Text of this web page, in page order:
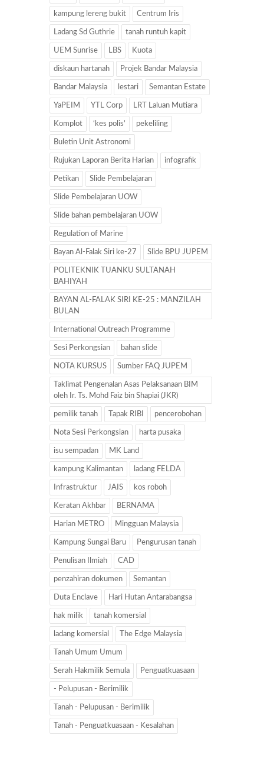
kampung lereng bukit Centrum Iris
Ladang Sd Guthrie tanah runtuh kapit
UEM Sunrise LBS Kuota
diskaun hartanah Projek Bandar Malaysia
Bandar Malaysia lestari Semantan Estate
YaPEIM YTL Corp LRT Laluan Mutiara
Komplot ‘kes polis’ pekeliling
Buletin Unit Astronomi
Rujukan Laporan Berita Harian infografik
Petikan Slide Pembelajaran
Slide Pembelajaran UOW
Slide bahan pembelajaran UOW
Regulation of Marine
Bayan Al-Falak Siri ke-27 Slide BPU JUPEM
POLITEKNIK TUANKU SULTANAH
BAHIYAH
BAYAN AL-FALAK SIRI KE-25 : MANZILAH
BULAN
International Outreach Programme
Sesi Perkongsian bahan slide
NOTA KURSUS Sumber FAQ JUPEM
Taklimat Pengenalan Asas Pelaksanaan BIM
oleh Ir. Ts. Mohd Faiz bin Shapiai (JKR)
pemilik tanah Tapak RIBI pencerobohan
Nota Sesi Perkongsian harta pusaka
isu sempadan MK Land
kampung Kalimantan ladang FELDA
Infrastruktur JAIS kos roboh
Keratan Akhbar BERNAMA
Harian METRO Mingguan Malaysia
Kampung Sungai Baru Pengurusan tanah
Penulisan Ilmiah CAD
penzahiran dokumen Semantan
Duta Enclave Hari Hutan Antarabangsa
hak milik tanah komersial
ladang komersial The Edge Malaysia
Tanah Umum Umum
Serah Hakmilik Semula Penguatkuasaan
- Pelupusan - Berimilik
Tanah - Pelupusan - Berimilik
Tanah - Penguatkuasaan - Kesalahan